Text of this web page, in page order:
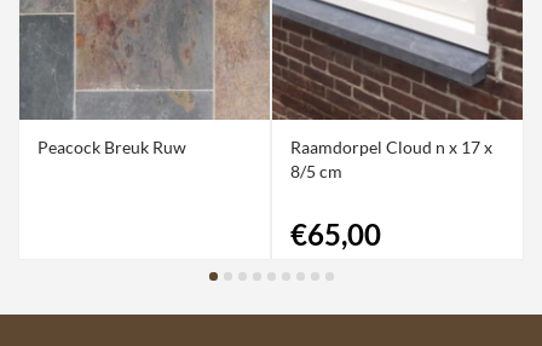
Peacock Breuk Ruw
Raamdorpel Cloud n x 17 x
8/5 cm
€65,00